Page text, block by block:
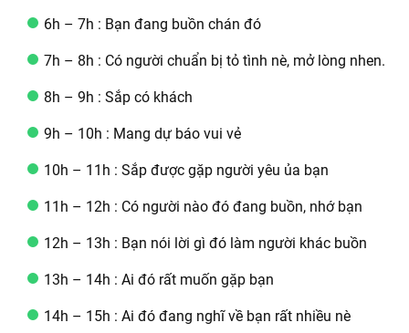
6h – 7h : Bạn đang buồn chán đó
7h – 8h : Có người chuẩn bị tỏ tình nè, mở lòng nhen.
8h – 9h : Sắp có khách
9h – 10h : Mang dự báo vui vẻ
10h – 11h : Sắp được gặp người yêu ủa bạn
11h – 12h : Có người nào đó đang buồn, nhớ bạn
12h – 13h : Bạn nói lời gì đó làm người khác buồn
13h – 14h : Ai đó rất muốn gặp bạn
14h – 15h : Ai đó đang nghĩ về bạn rất nhiều nè